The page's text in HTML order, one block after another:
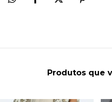
Produtos que